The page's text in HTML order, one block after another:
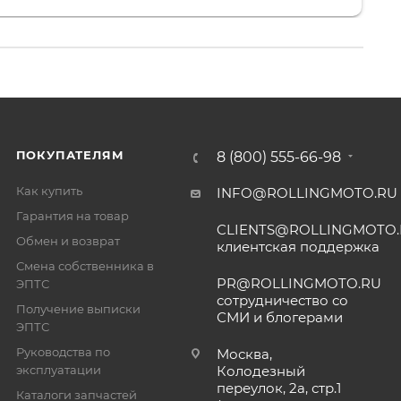
ПОКУПАТЕЛЯМ
Как купить
Гарантия на товар
Обмен и возврат
Смена собственника в
ЭПТС
Получение выписки
ЭПТС
Руководства по
эксплуатации
Каталоги запчастей
8 (800) 555-66-98
INFO@ROLLINGMOTO.RU
клиентская поддержка
PR@ROLLINGMOTO.RU
сотрудничество со
СМИ и блогерами
Москва,
Колодезный
переулок, 2а, стр.1